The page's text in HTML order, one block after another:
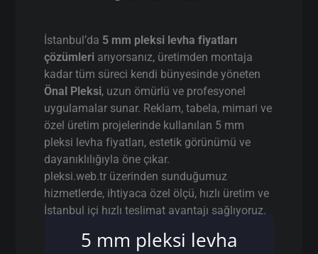
İstanbul’da 5 mm pleksi levha fiyatları
çözümleri arıyorsanız, üretimden montaja
kadar tüm süreci kendi bünyesinde yöneten
Önal Pleksi, uzun ömürlü ve profesyonel
uygulamalar sunar. Reklam, tabela, mimari ve
özel üretim projelerinde kullanılan 5 mm
pleksi levha fiyatları, estetik görünümü ve
dayanıklılığıyla öne çıkar.
pleksi.web.tr üzerinden sunduğumuz
hizmetlerde, ihtiyaca özel ölçü, hızlı üretim ve
İstanbul içi hızlı teslimat avantajı sağlıyoruz.
5 mm pleksi levha